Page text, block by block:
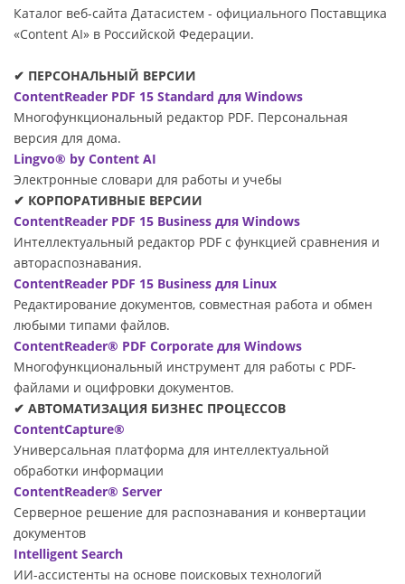
Каталог веб-сайта Датасиcтем - официального Поставщика
«Content AI» в Российской Федерации.
✔ ПЕРСОНАЛЬНЫЙ ВЕРСИИ
ContentReader PDF 15 Standard для Windows
Многофункциональный редактор PDF. Персональная
версия для дома.
Lingvo® by Content AI
Электронные словари для работы и учебы
✔ КОРПОРАТИВНЫЕ ВЕРСИИ
ContentReader PDF 15 Business для Windows
Интеллектуальный редактор PDF с функцией сравнения и
автораспознавания.
ContentReader PDF 15 Business для Linux
Редактирование документов, совместная работа и обмен
любыми типами файлов.
ContentReader® PDF Corporate для Windows
Многофункциональный инструмент для работы с PDF-
файлами и оцифровки документов.
✔ АВТОМАТИЗАЦИЯ БИЗНЕС ПРОЦЕССОВ
ContentCapture®
Универсальная платформа для интеллектуальной
обработки информации
ContentReader® Server
Серверное решение для распознавания и конвертации
документов
Intelligent Search
ИИ-ассистенты на основе поисковых технологий